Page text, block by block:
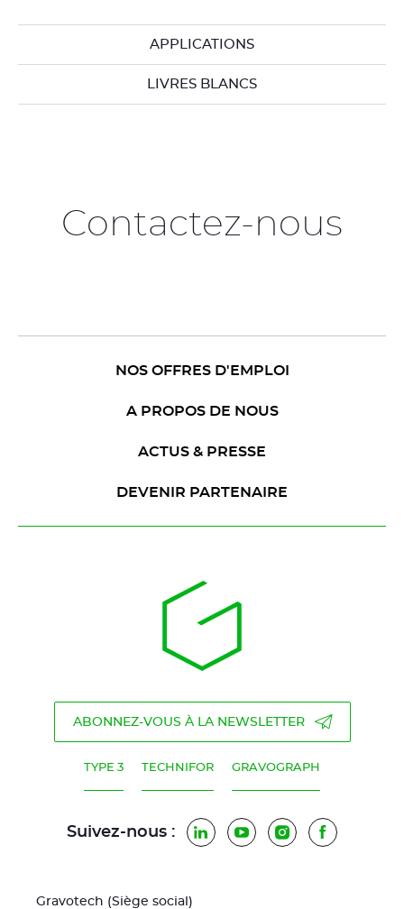
APPLICATIONS
LIVRES BLANCS
Contactez-nous
NOS OFFRES D'EMPLOI
A PROPOS DE NOUS
ACTUS & PRESSE
DEVENIR PARTENAIRE
ABONNEZ-VOUS À LA NEWSLETTER
TYPE 3 TECHNIFOR GRAVOGRAPH
Suivez-nous : LinkedInYouTubeInstagramFacebook
Gravotech (Siège social)